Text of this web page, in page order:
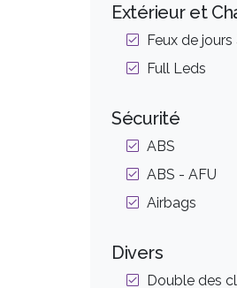
Extérieur et
Feux de jours
Full Leds
Sécurité
ABS
ABS - AFU
Airbags
Divers
Double des